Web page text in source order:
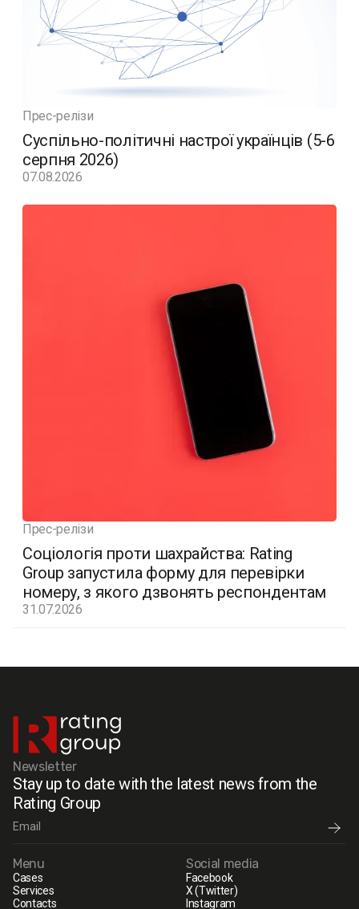
Прес-релізи
Суспільно-політичні настрої українців (5-6
серпня 2026)
07.08.2026
Прес-релізи
Соціологія проти шахрайства: Rating
Group запустила форму для перевірки
номеру, з якого дзвонять респондентам
31.07.2026
Newsletter
Stay up to date with the latest news from the
Rating Group
Menu
Cases
Services
Contacts
Social media
Facebook
X (Twitter)
Instagram